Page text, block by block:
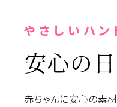
やさしいハン
安心の
赤ちゃんに安心の素